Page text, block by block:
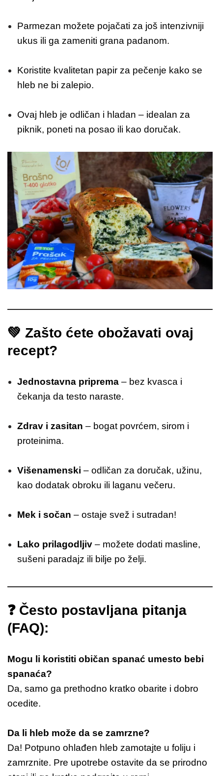
Parmezan možete pojačati za još intenzivniji
ukus ili ga zameniti grana padanom.
Koristite kvalitetan papir za pečenje kako se
hleb ne bi zalepio.
Ovaj hleb je odličan i hladan – idealan za
piknik, poneti na posao ili kao doručak.
💚 Zašto ćete obožavati ovaj
recept?
Jednostavna priprema – bez kvasca i
čekanja da testo naraste.
Zdrav i zasitan – bogat povrćem, sirom i
proteinima.
Višenamenski – odličan za doručak, užinu,
kao dodatak obroku ili laganu večeru.
Mek i sočan – ostaje svež i sutradan!
Lako prilagodljiv – možete dodati masline,
sušeni paradajz ili bilje po želji.
❓ Često postavljana pitanja
(FAQ):
Mogu li koristiti običan spanać umesto bebi
spanaća?
Da, samo ga prethodno kratko obarite i dobro
ocedite.
Da li hleb može da se zamrzne?
Da! Potpuno ohlađen hleb zamotajte u foliju i
zamrznite. Pre upotrebe ostavite da se prirodno